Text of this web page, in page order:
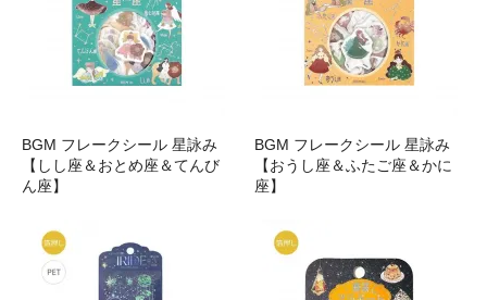
BGM フレークシール 星詠み
【しし座＆おとめ座＆てんび
ん座】
BGM フレークシール 星詠み
【おうし座＆ふたご座＆かに
座】